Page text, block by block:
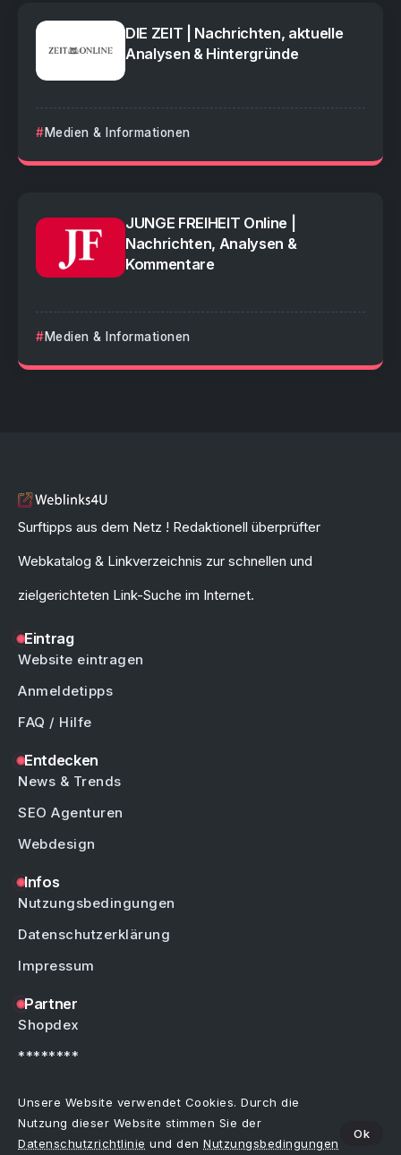
DIE ZEIT | Nachrichten, aktuelle
Analysen & Hintergründe
Medien & Informationen
JUNGE FREIHEIT Online |
Nachrichten, Analysen &
Kommentare
Medien & Informationen
Surftipps aus dem Netz ! Redaktionell überprüfter
Webkatalog & Linkverzeichnis zur schnellen und
zielgerichteten Link-Suche im Internet.
Eintrag
Website eintragen
Anmeldetipps
FAQ / Hilfe
Entdecken
News & Trends
SEO Agenturen
Webdesign
Infos
Nutzungsbedingungen
Datenschutzerklärung
Impressum
Partner
Shopdex
********
Copyright © by Weblinks4U.de – Alle Rechte vorbehalten.
Unsere Website verwendet Cookies. Durch die
Nutzung dieser Website stimmen Sie der
Datenschutzrichtlinie und den Nutzungsbedingungen
Ok